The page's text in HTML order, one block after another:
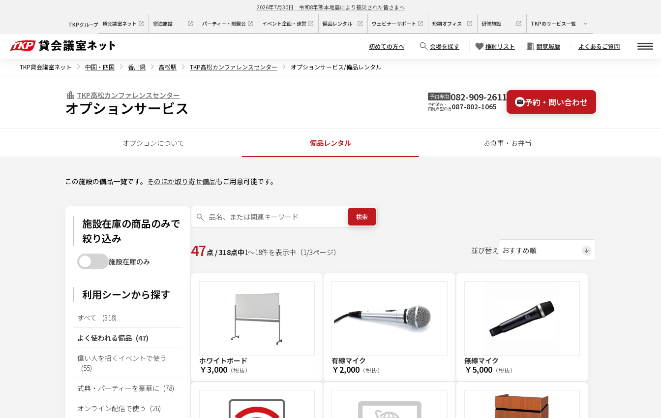
2026年7月30日 令和8年熊本地震により被災された皆さまへ
TKPグループ 貸会議室ネット 宿泊施設 パーティー・懇親会 イベント企画・運営 備品レンタル ウェビナーサポート 短期オフィス 研修施設 TKPのサービス一覧
初めての方へ 会場を探す 検討リスト 閲覧履歴 よくあるご質問
TKP貸会議室ネット 中国・四国 香川県 高松駅 TKP高松カンファレンスセンター オプションサービス/備品レンタル
TKP高松カンファレンスセンター
オプションサービス
予約専用 082-909-2611
予約済み・
内見希望の方087-802-1065 予約・問い合わせ
オプションについて 備品レンタル お食事・お弁当
この施設の備品一覧です。 そのほか取り寄せ備品もご用意可能です。
施設在庫の商品のみで
絞り込み
施設在庫のみ
利用シーンから探す
すべて (318)
よく使われる備品 (47)
偉い人を招くイベントで使う
(55)
式典・パーティーを豪華に (78)
オンライン配信で使う (26)
検索
47点 /318点中1～18件を表示中 （1/3ページ） 並び替え
ホワイトボード
￥3,000 （税抜）
有線マイク
￥2,000 （税抜）
無線マイク
￥5,000（税抜）